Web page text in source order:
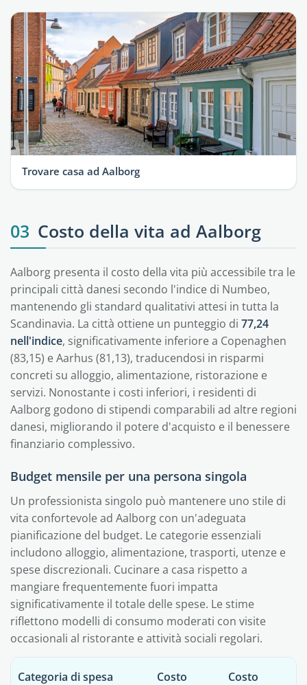
Trovare casa ad Aalborg
03 Costo della vita ad Aalborg
Aalborg presenta il costo della vita più accessibile tra le
principali città danesi secondo l'indice di Numbeo,
mantenendo gli standard qualitativi attesi in tutta la
Scandinavia. La città ottiene un punteggio di 77,24
nell'indice, significativamente inferiore a Copenaghen
(83,15) e Aarhus (81,13), traducendosi in risparmi
concreti su alloggio, alimentazione, ristorazione e
servizi. Nonostante i costi inferiori, i residenti di
Aalborg godono di stipendi comparabili ad altre regioni
danesi, migliorando il potere d'acquisto e il benessere
finanziario complessivo.
Budget mensile per una persona singola
Un professionista singolo può mantenere uno stile di
vita confortevole ad Aalborg con un'adeguata
pianificazione del budget. Le categorie essenziali
includono alloggio, alimentazione, trasporti, utenze e
spese discrezionali. Cucinare a casa rispetto a
mangiare frequentemente fuori impatta
significativamente il totale delle spese. Le stime
riflettono modelli di consumo moderati con visite
occasionali al ristorante e attività sociali regolari.
Categoria di spesa
Costo
Costo